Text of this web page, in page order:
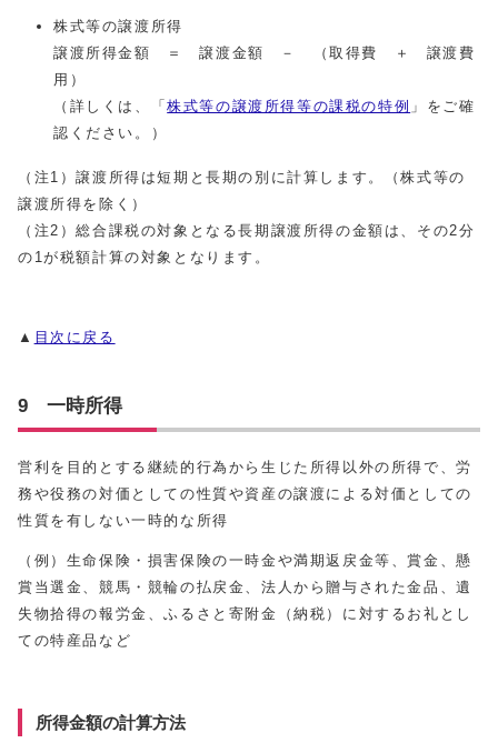
株式等の譲渡所得
譲渡所得金額 ＝ 譲渡金額 － （取得費 ＋ 譲渡費
用）
（詳しくは、「株式等の譲渡所得等の課税の特例 」をご確
認ください。）
（注1）譲渡所得は短期と長期の別に計算します。（株式等の
譲渡所得を除く）
（注2）総合課税の対象となる長期譲渡所得の金額は、その2分
の1が税額計算の対象となります。
▲ 目次に戻る
9 一時所得
営利を目的とする継続的行為から生じた所得以外の所得で、労
務や役務の対価としての性質や資産の譲渡による対価としての
性質を有しない一時的な所得
（例）生命保険・損害保険の一時金や満期返戻金等、賞金、懸
賞当選金、競馬・競輪の払戻金、法人から贈与された金品、遺
失物拾得の報労金、ふるさと寄附金（納税）に対するお礼とし
ての特産品など
所得金額の計算方法